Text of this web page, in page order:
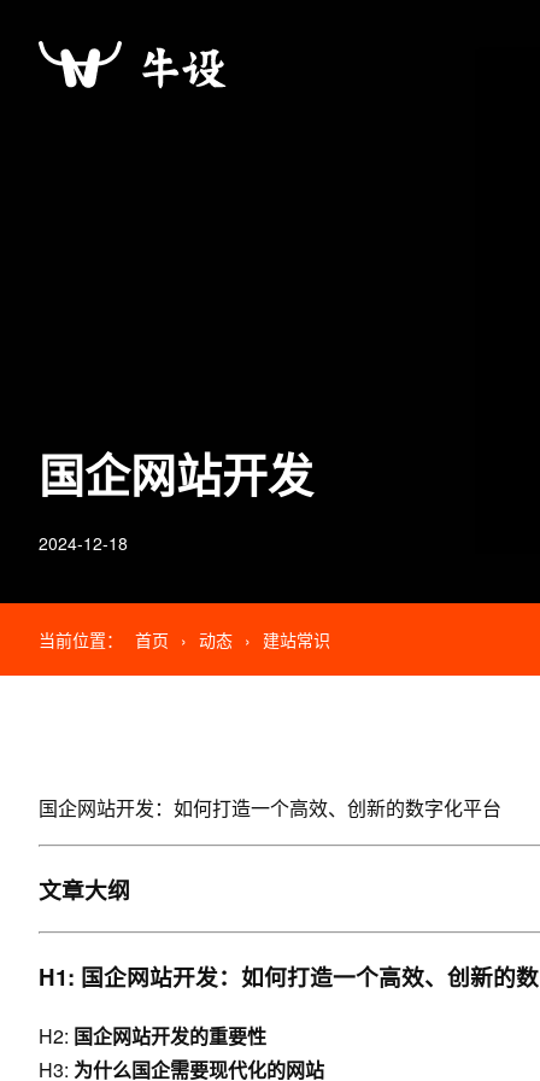
国企网站开发
2024-12-18
当前位置： 首页 › 动态 › 建站常识
国企网站开发：如何打造一个高效、创新的数字化平台
文章大纲
H1: 国企网站开发：如何打造一个高效、创新的
H2: 国企网站开发的重要性
H3: 为什么国企需要现代化的网站